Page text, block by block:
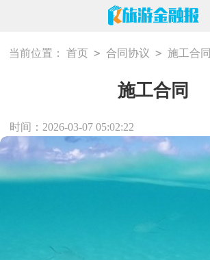
当前位置： 首页 > 合同协议 > 施工合同
施工合同
时间：2026-03-07 05:02:22